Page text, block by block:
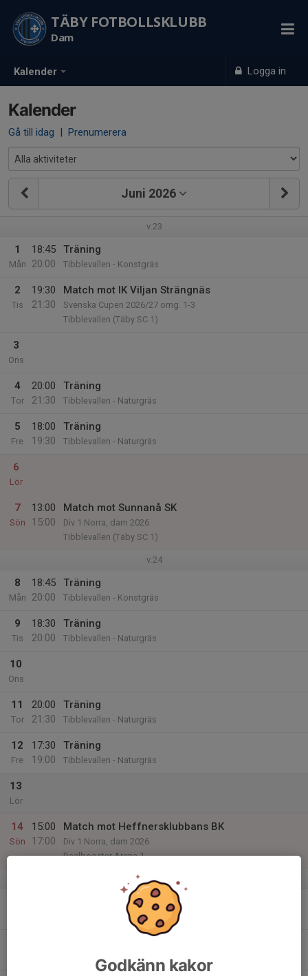
Kalender Logga in
TÄBY FOTBOLLSKLUBB
Dam
Kalender
Gå till idag | Prenumerera
Juni 2026
v.23
1
Mån
18:45
20:00
Träning
Tibblevallen - Konstgräs
2
Tis
19:30
21:30
Match mot IK Viljan Strängnäs
Svenska Cupen 2026/27 omg. 1-3
Tibblevallen (Täby SC 1)
3
Ons
4
Tor
20:00
21:30
Träning
Tibblevallen - Naturgräs
5
Fre
18:00
19:30
Träning
Tibblevallen - Naturgräs
6
Lör
7
Sön
13:00
15:00
Match mot Sunnanå SK
Div 1 Norra, dam 2026
Tibblevallen (Täby SC 1)
v.24
8
Mån
18:45
20:00
Träning
Tibblevallen - Konstgräs
9
Tis
18:30
20:00
Träning
Tibblevallen - Naturgräs
10
Ons
11
Tor
20:00
21:30
Träning
Tibblevallen - Naturgräs
12
Fre
17:30
19:00
Träning
Tibblevallen - Naturgräs
13
Lör
14
Sön
15:00
17:00
Match mot Heffnersklubbans BK
Div 1 Norra, dam 2026
Dealbooster Arena 1
v.25
Tibblevallen - Konstgräs
Tibblevallen - Naturgräs
Godkänn kakor